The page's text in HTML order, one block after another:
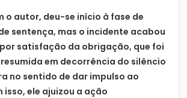
o autor, deu-se início à fase de
sentença, mas o incidente acabou
satisfação da obrigação, que foi
em decorrência do silêncio
no sentido de dar impulso ao
isso, ele ajuizou a ação